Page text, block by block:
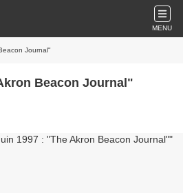
MENU
Journal"
Beacon Journal"